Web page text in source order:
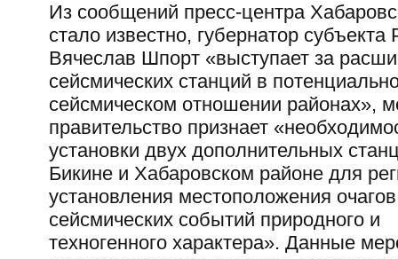
Из сообщений пресс-центра
стало известно, губернатор субъекта
Вячеслав Шпорт «выступает за
сейсмических станций в
сейсмическом отношении районах»,
правительство признает
установки двух дополнительных
Бикине и Хабаровском районе для
установления местоположения очагов
сейсмических событий природного и
техногенного характера». Данные